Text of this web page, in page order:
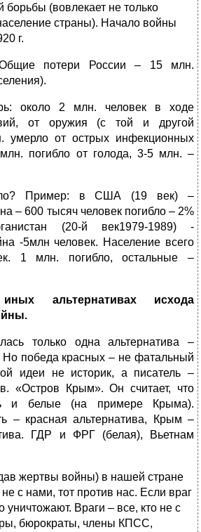
(вовлекает не только
страны). Начало войны
г.
потери России – 15 млн.
около 2 млн. человек в ходе
от оружия (с той и другой
умерло от острых инфекционных
погибло от голода, 3-5 млн. –
Пример: в США (19 век) –
– 600 тысяч человек погибло – 2%
(20-й век1979-1989) -
-5млн человек. Население всего
1 млн. погибло, остальные –
альтернативах исхода
только одна альтернатива –
Но победа красных – не фатальный
идеи не историк, а писатель –
«Остров Крым». Он считает, что
и белые (на примере Крыма).
– красная альтернатива, Крым –
ГДР и ФРГ (белая), Вьетнам
жертвы войны) в нашей стране
не с нами, тот против нас. Если враг
уничтожают. Враги – все, кто не с
бюрократы, члены КПСС,